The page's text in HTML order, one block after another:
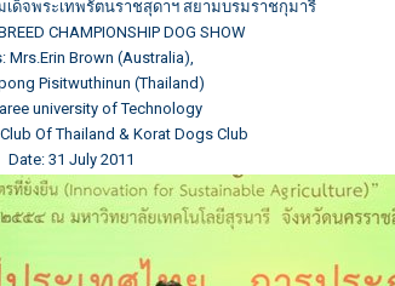
เด็จพระเทพรัตนราชสุดาฯ สยามบรมราชกุมารี
CHAMPIONSHIP DOG SHOW
Mrs.Erin Brown (Australia),
Pisitwuthinun (Thailand)
university of Technology
Of Thailand & Korat Dogs Club
Date: 31 July 2011